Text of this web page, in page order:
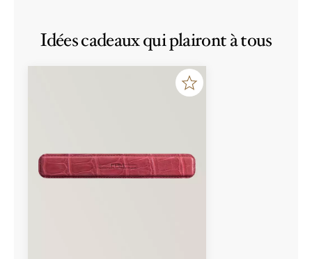
Idées cadeaux qui plairont à tous